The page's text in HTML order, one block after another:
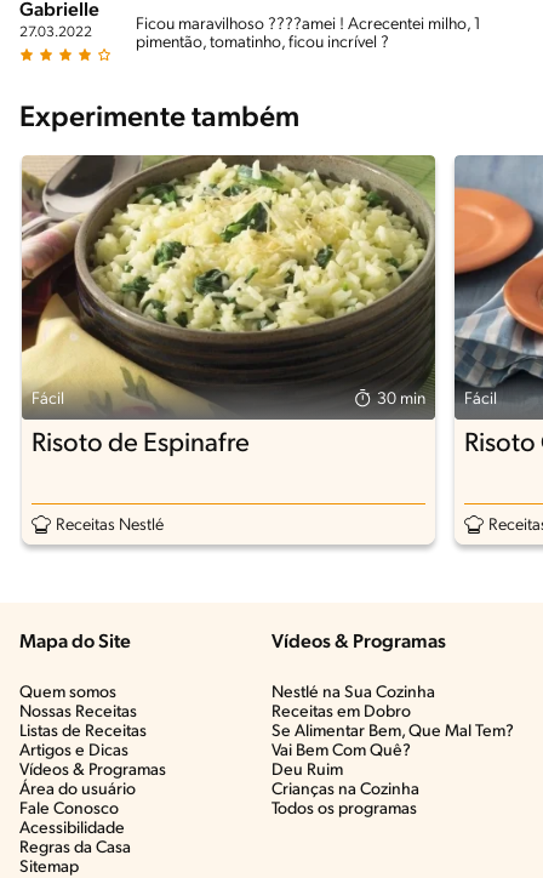
Gabrielle
27.03.2022
Ficou maravilhoso ????amei ! Acrecentei milho, 1
pimentão, tomatinho, ficou incrível ?
Experimente também
Fácil 30 min
Risoto de Espinafre
Receitas Nestlé
Fácil
Risoto
Mapa do Site
Quem somos
Nossas Receitas
Listas de Receitas​
Artigos e Dicas​
Vídeos & Programas​
Área do usuário
Fale Conosco
Acessibilidade
Regras da Casa
Sitemap
Vídeos & Programas​
Nestlé na Sua Cozinha
Receitas em Dobro
Se Alimentar Bem, Que Mal Tem?​
Vai Bem Com Quê?​
Deu Ruim​
Crianças na Cozinha​
Todos os programas